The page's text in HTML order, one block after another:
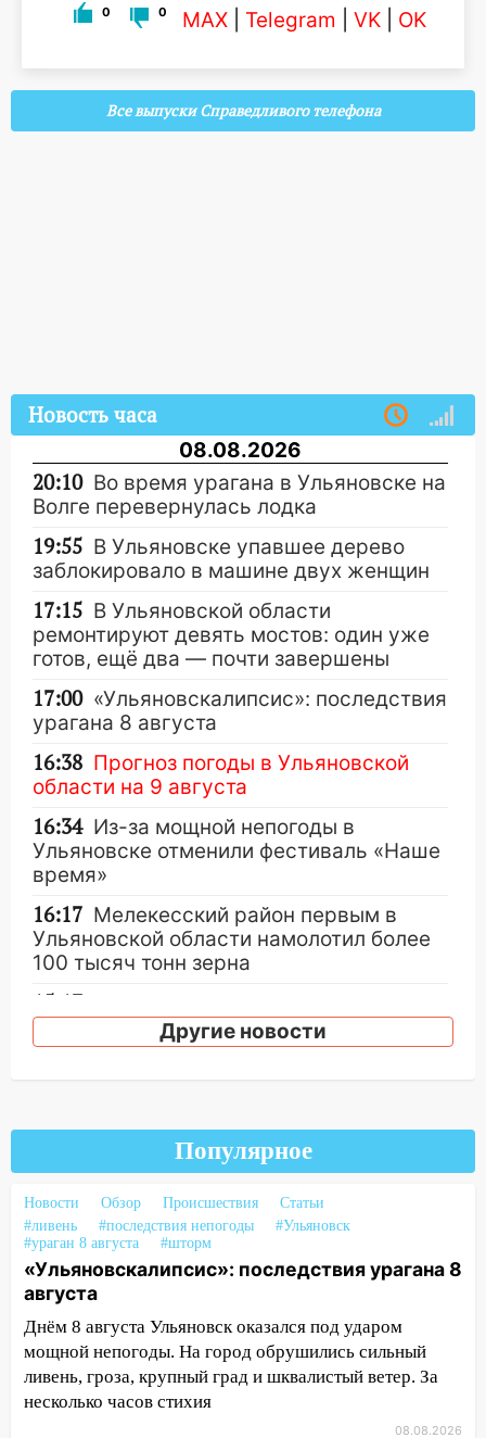
0 0 MAX Telegram VK OK
Все выпуски Справедливого телефона
Новость часа
08.08.2026
20:10 Во время урагана в Ульяновске на
Волге перевернулась лодка
19:55 В Ульяновске упавшее дерево
заблокировало в машине двух женщин
17:15 В Ульяновской области
ремонтируют девять мостов: один уже
готов, ещё два — почти завершены
17:00 «Ульяновскалипсис»: последствия
урагана 8 августа
16:38 Прогноз погоды в Ульяновской
области на 9 августа
16:34 Из-за мощной непогоды в
Ульяновске отменили фестиваль «Наше
время»
16:17 Мелекесский район первым в
Ульяновской области намолотил более
100 тысяч тонн зерна
15:17
Ульяновской области подали более 10
тысяч заявлений
затопленные улицы
14:28 Ураган вырвал остановку на улице
Деева в Заволжье
14:26 Жители Ульяновска сами
пытаются расчистить ливнёвки, не
дождавшись коммунальщиков
14:16 Шторм продолжает ломать город:
на улице Любови Шевцовой рухнул
светофор
Другие новости
Популярное
Новости Обзор Происшествия
Статьи
#ливень
#последствия непогоды
#Ульяновск
#ураган 8 августа
#шторм
«Ульяновскалипсис»: последствия урагана 8
августа
Днём 8 августа Ульяновск оказался под ударом
мощной непогоды. На город обрушились сильный
ливень, гроза, крупный град и шквалистый ветер. За
несколько часов стихия
08.08.2026